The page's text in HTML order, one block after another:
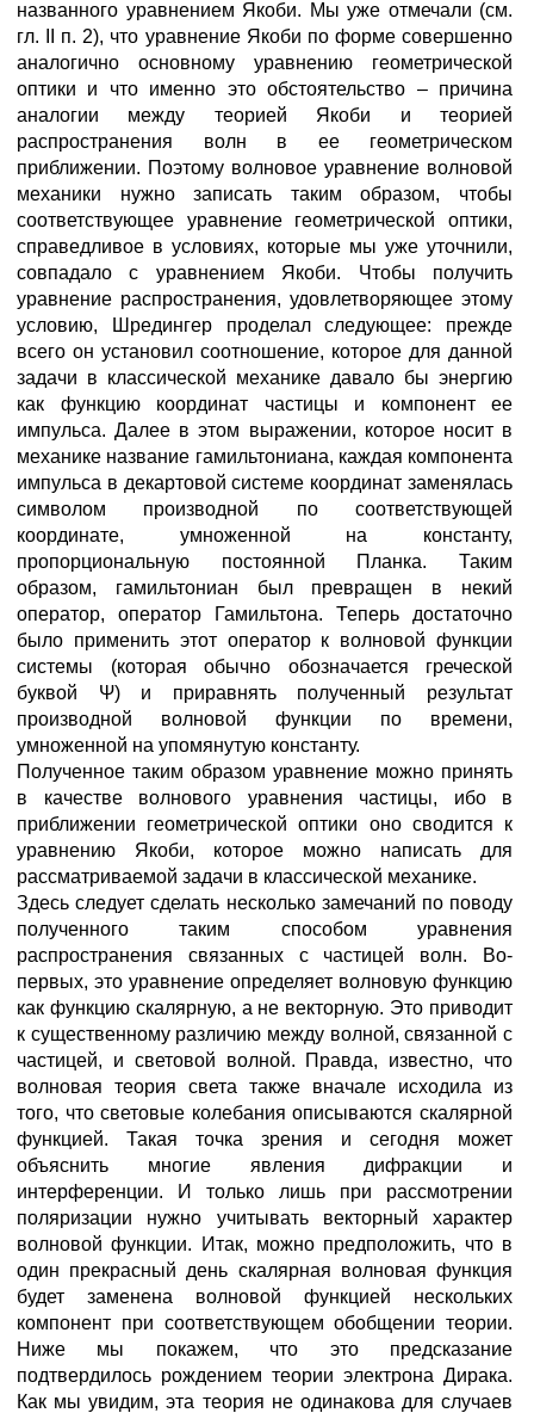
названного уравнением Якоби. Мы уже отмечали (см.
гл. II п. 2), что уравнение Якоби по форме совершенно
аналогично основному уравнению геометрической
оптики и что именно это обстоятельство – причина
аналогии между теорией Якоби и теорией
распространения волн в ее геометрическом
приближении. Поэтому волновое уравнение волновой
механики нужно записать таким образом, чтобы
соответствующее уравнение геометрической оптики,
справедливое в условиях, которые мы уже уточнили,
совпадало с уравнением Якоби. Чтобы получить
уравнение распространения, удовлетворяющее этому
условию, Шредингер проделал следующее: прежде
всего он установил соотношение, которое для данной
задачи в классической механике давало бы энергию
как функцию координат частицы и компонент ее
импульса. Далее в этом выражении, которое носит в
механике название гамильтониана, каждая компонента
импульса в декартовой системе координат заменялась
символом производной по соответствующей
координате, умноженной на константу,
пропорциональную постоянной Планка. Таким
образом, гамильтониан был превращен в некий
оператор, оператор Гамильтона. Теперь достаточно
было применить этот оператор к волновой функции
системы (которая обычно обозначается греческой
буквой Ψ) и приравнять полученный результат
производной волновой функции по времени,
умноженной на упомянутую константу.
Полученное таким образом уравнение можно принять
в качестве волнового уравнения частицы, ибо в
приближении геометрической оптики оно сводится к
уравнению Якоби, которое можно написать для
рассматриваемой задачи в классической механике.
Здесь следует сделать несколько замечаний по поводу
полученного таким способом уравнения
распространения связанных с частицей волн. Во-
первых, это уравнение определяет волновую функцию
как функцию скалярную, а не векторную. Это приводит
к существенному различию между волной, связанной с
частицей, и световой волной. Правда, известно, что
волновая теория света также вначале исходила из
того, что световые колебания описываются скалярной
функцией. Такая точка зрения и сегодня может
объяснить многие явления дифракции и
интерференции. И только лишь при рассмотрении
поляризации нужно учитывать векторный характер
волновой функции. Итак, можно предположить, что в
один прекрасный день скалярная волновая функция
будет заменена волновой функцией нескольких
компонент при соответствующем обобщении теории.
Ниже мы покажем, что это предсказание
подтвердилось рождением теории электрона Дирака.
Как мы увидим, эта теория не одинакова для случаев